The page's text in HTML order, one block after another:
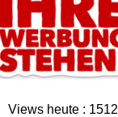
Views heute : 1512